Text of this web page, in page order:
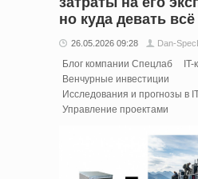
но куда девать
26.05.2026 09:28 Dan-
Блог компании Спецлаб
Венчурные инвестиции
Исследования и прогнозы в
Управление проектами